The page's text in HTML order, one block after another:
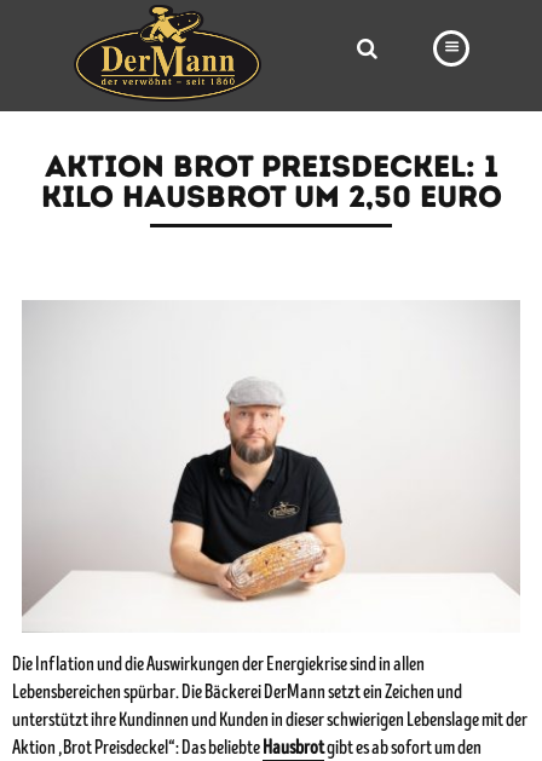
FILIALEN
BÄCKEREI
NEWS
KARRIERE
VIDEOS
AKTION BROT PREISDECKEL: 1
KILO HAUSBROT UM 2,50 EURO
Die Inflation und die Auswirkungen der Energiekrise sind in allen
Lebensbereichen spürbar. Die Bäckerei DerMann setzt ein Zeichen und
unterstützt ihre Kundinnen und Kunden in dieser schwierigen Lebenslage mit der
Aktion „Brot Preisdeckel“: Das beliebteHausbrotgibt es ab sofort um den